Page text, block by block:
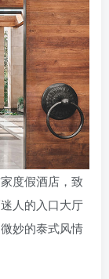
度假​​酒店，致
人的入口大厅
妙的泰式风情